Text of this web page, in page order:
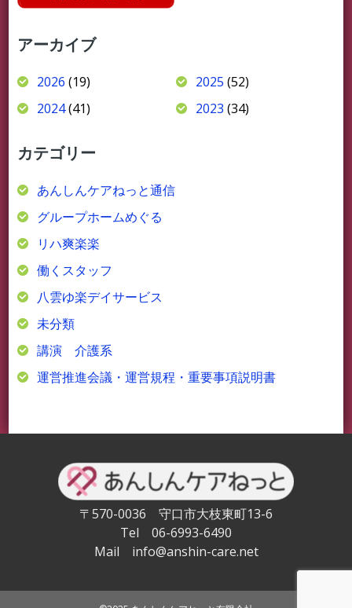
アーカイブ
2026 (19) 2025 (52)
2024(41) 2023 (34)
カテゴリー
あんしんケアねっと通信
グループホームめぐる
リハ爽楽楽
働くスタッフ
八雲ゆ楽デイサービス
未分類
講演 介護系
運営推進会議・運営規程・重要事項説明書
〒570-0036 守口市大枝東町13-6
Tel 06-6993-6490
Mail info@anshin-care.net